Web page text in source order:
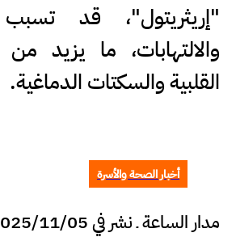
"إريثريتول"، قد
والالتهابات، ما يزيد
القلبية والسكتات الدماغية.
أخبار الصحة والأسرة